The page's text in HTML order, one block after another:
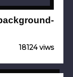
18124 viws